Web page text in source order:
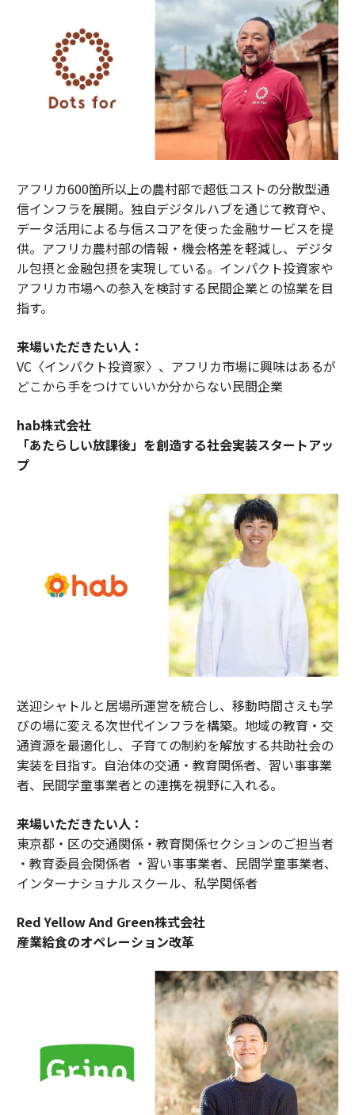
アフリカ600箇所以上の農村部で超低コストの分散型通
信インフラを展開。独自デジタルハブを通じて教育や、
データ活用による与信スコアを使った金融サービスを提
供。アフリカ農村部の情報・機会格差を軽減し、デジタ
ル包摂と金融包摂を実現している。インパクト投資家や
アフリカ市場への参入を検討する民間企業との協業を目
指す。
来場いただきたい人：
VC〈インパクト投資家〉、アフリカ市場に興味はあるが
どこから手をつけていいか分からない民間企業
hab株式会社
「あたらしい放課後」を創造する社会実装スタートアッ
プ
送迎シャトルと居場所運営を統合し、移動時間さえも学
びの場に変える次世代インフラを構築。地域の教育・交
通資源を最適化し、子育ての制約を解放する共助社会の
実装を目指す。自治体の交通・教育関係者、習い事事業
者、民間学童事業者との連携を視野に入れる。
来場いただきたい人：
東京都・区の交通関係・教育関係セクションのご担当者
・教育委員会関係者 ・習い事事業者、民間学童事業者、
インターナショナルスクール、私学関係者
Red Yellow And Green株式会社
産業給食のオペレーション改革